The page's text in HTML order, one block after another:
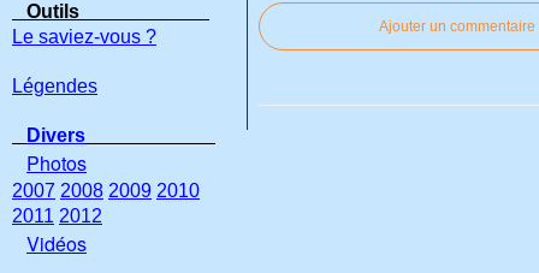
Ajouter un commentaire
Outils
Le saviez-vous ?
Légendes
Divers
Photos
2007 2008 2009 2010
2011 2012
Vidéos